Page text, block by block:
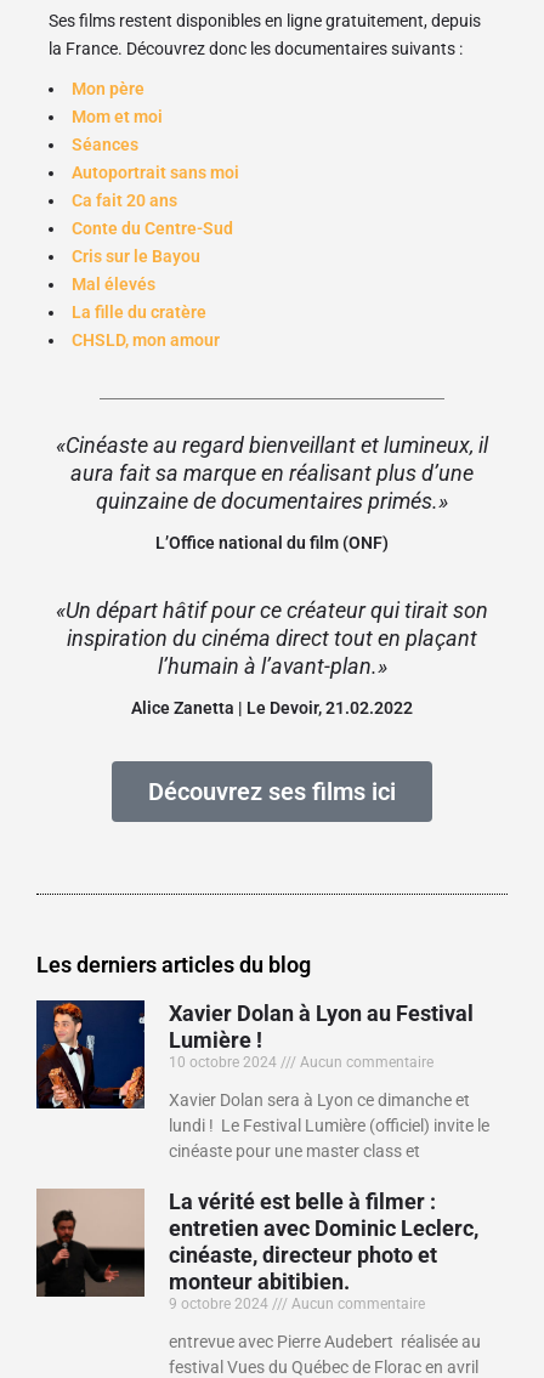
Ses films restent disponibles en ligne gratuitement, depuis
la France. Découvrez donc les documentaires suivants :
Mon père
Mom et moi
Séances
Autoportrait sans moi
Ca fait 20 ans
Conte du Centre-Sud
Cris sur le Bayou
Mal élevés
La fille du cratère
CHSLD, mon amour
«Cinéaste au regard bienveillant et lumineux, il
aura fait sa marque en réalisant plus d’une
quinzaine de documentaires primés.»
L’Office national du film (ONF)
«Un départ hâtif pour ce créateur qui tirait son
inspiration du cinéma direct tout en plaçant
l’humain à l’avant-plan.»
Alice Zanetta | Le Devoir, 21.02.2022
Découvrez ses films ici
Les derniers articles du blog
Xavier Dolan à Lyon au Festival
Lumière !
10 octobre 2024 Aucun commentaire
Xavier Dolan sera à Lyon ce dimanche et
lundi ! Le Festival Lumière (officiel) invite le
cinéaste pour une master class et
La vérité est belle à filmer :
entretien avec Dominic Leclerc,
cinéaste, directeur photo et
monteur abitibien.
9 octobre 2024 Aucun commentaire
entrevue avec Pierre Audebert réalisée au
festival Vues du Québec de Florac en avril